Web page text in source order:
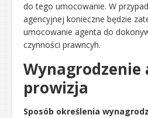
do tego umocowanie. W
agencyjnej konieczne będzie
umocowanie agenta do
czynności prawncyh.
Wynagrodzenie
prowizja
Sposób określenia